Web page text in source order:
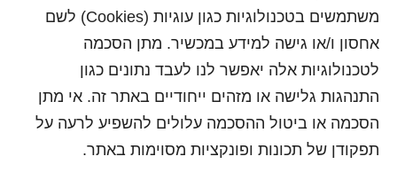
משתמשים בטכנולוגיות כגון עוגיות (Cookies) לשם
אחסון ו/או גישה למידע במכשיר. מתן הסכמה
לטכנולוגיות אלה יאפשר לנו לעבד נתונים כגון
התנהגות גלישה או מזהים ייחודיים באתר זה. אי מתן
הסכמה או ביטול ההסכמה עלולים להשפיע לרעה על
תפקודן של תכונות ופונקציות מסוימות באתר.
כל הזכויות שמורות לשראל 2018 | עיצוב ותכנות: סטודיו
"היוצרים"